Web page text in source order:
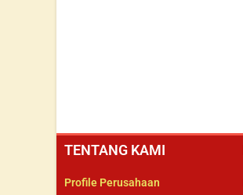
TENTANG KAMI
Profile Perusahaan